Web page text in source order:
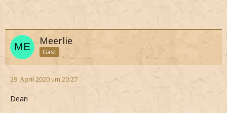
Meerlie
Gast
29. April 2020 um 20:27
Dean